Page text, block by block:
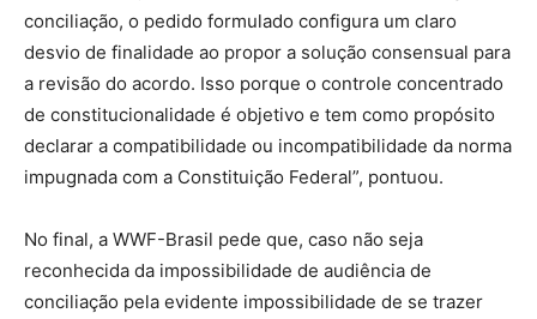
conciliação, o pedido formulado configura um claro
desvio de finalidade ao propor a solução consensual para
a revisão do acordo. Isso porque o controle concentrado
de constitucionalidade é objetivo e tem como propósito
declarar a compatibilidade ou incompatibilidade da norma
impugnada com a Constituição Federal”, pontuou.
No final, a WWF-Brasil pede que, caso não seja
reconhecida da impossibilidade de audiência de
conciliação pela evidente impossibilidade de se trazer